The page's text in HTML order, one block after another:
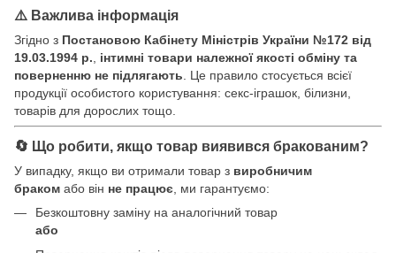
⚠️ Важлива інформація
Згідно з Постановою Кабінету Міністрів України №172 від
19.03.1994 р., інтимні товари належної якості обміну та
поверненню не підлягають. Це правило стосується всієї
продукції особистого користування: секс-іграшок, білизни,
товарів для дорослих тощо.
🔄 Що робити, якщо товар виявився бракованим?
У випадку, якщо ви отримали товар з виробничим
браком або він не працює , ми гарантуємо:
Безкоштовну заміну на аналогічний товар
або